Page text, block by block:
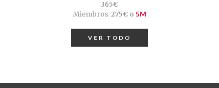
365€
Miembros:275€ o 5M
VER TODO